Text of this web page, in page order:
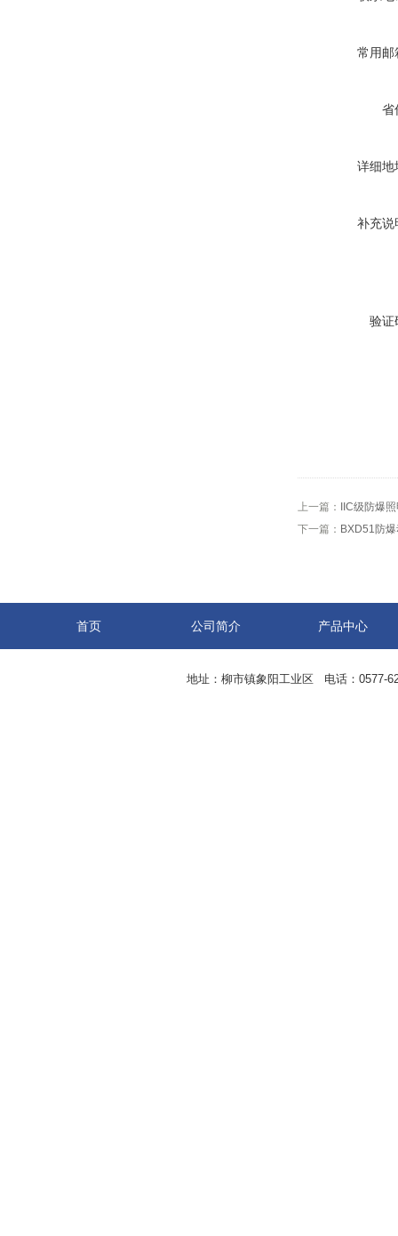
常用邮
省
详细地
补充说
验证
上一篇：
IIC级防爆
下一篇： BXD51防
首页 公司简介 产品中心
地址：柳市镇象阳工业区 电话：0577-